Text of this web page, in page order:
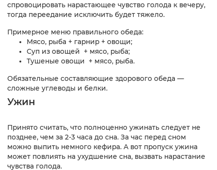
спровоцировать нарастающее чувство голода к вечеру,
тогда переедание исключить будет тяжело.
Примерное меню правильного обеда:
Мясо, рыба + гарнир + овощи;
Суп из овощей + мясо, рыба;
Тушеные овощи + мясо, рыба.
Обязательные составляющие здорового обеда —
сложные углеводы и белки.
Ужин
Принято считать, что полноценно ужинать следует не
позднее, чем за 2-3 часа до сна. За час перед сном
можно выпить немного кефира. А вот пропуск ужина
может повлиять на ухудшение сна, вызвать нарастание
чувства голода.